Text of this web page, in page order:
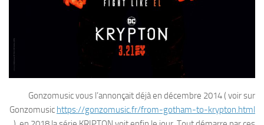
Gonzomusic vous l’annonçait déjà en décembre 2014 ( voir sur
Gonzomusic https://gonzomusic.fr/from-gotham-to-krypton.html